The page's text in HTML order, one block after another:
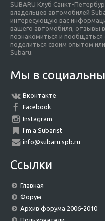
SUBARU Клуб Санкт-
владельцев автомобилей
интересующую вас
вашего автомобиля, отзывы
познакомиться и
поделиться своим опытом
Subaru.
Мы в
Вконтакте
Facebook
Instagram
I'm a Subarist
info@subaru.spb.ru
Ссылки
Главная
Форум
Архив форума 2006-2010